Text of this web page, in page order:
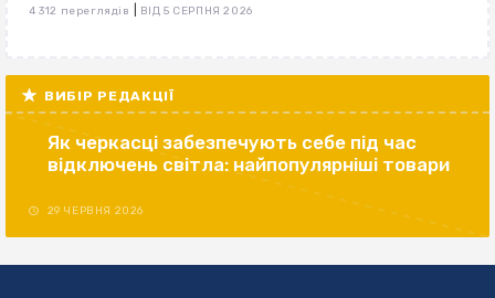
4 312 переглядів ВІД 5 СЕРПНЯ 2026
ВИБІР РЕДАКЦІЇ
Як черкасці забезпечують себе під час
відключень світла: найпопулярніші товари
29 ЧЕРВНЯ 2026